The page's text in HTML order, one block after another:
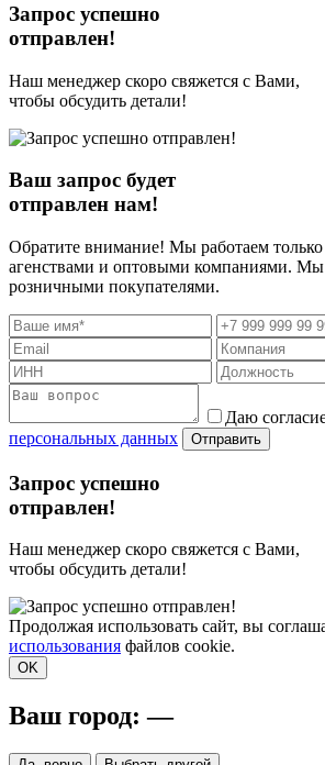
Запрос успешно
отправлен!
Наш менеджер скоро свяжется с Вами,
чтобы обсудить детали!
Ваш запрос будет
отправлен нам!
Обратите внимание! Мы работаем
агенствами и оптовыми компаниями. Мы
розничными покупателями.
Даю
персональных данных
Отправить
Запрос успешно
отправлен!
Наш менеджер скоро свяжется с Вами,
чтобы обсудить детали!
Продолжая использовать сайт, вы
использования файлов cookie.
OK
Ваш город:—